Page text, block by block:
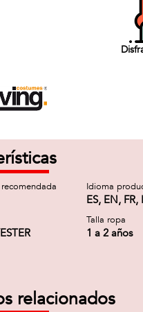
Idioma
ES, EN, FR,
Talla ropa
1 a 2 años
relacionados